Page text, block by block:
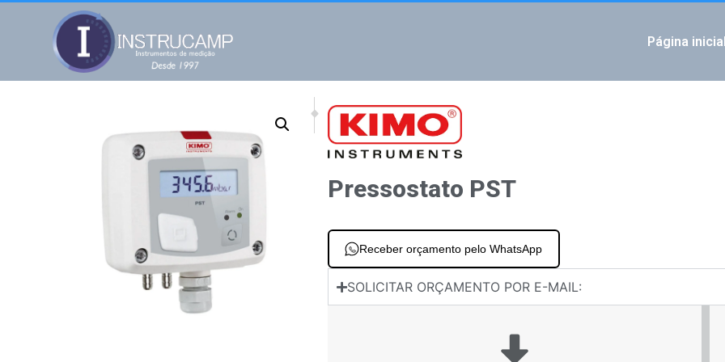
Página
PREVIOUS
Sensor diferencial de pressão e temperatura CP 210-R
NEXT
Sensor de velocidade e temperatura do ar CTV 210-R
Pressostato PST
Receber orçamento pelo WhatsApp
SOLICITAR ORÇAMENTO POR E-MAIL: